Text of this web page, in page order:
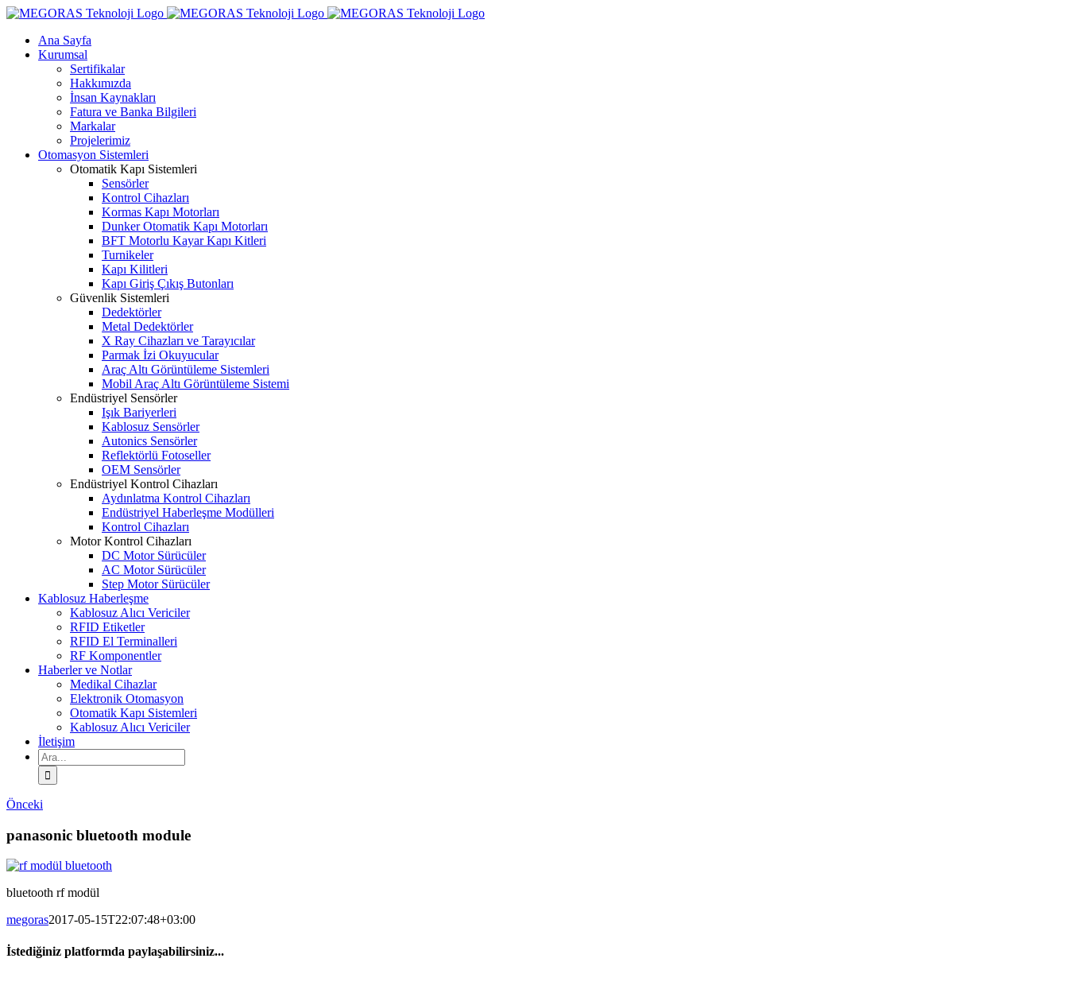
Skip
contentAna Sayfa
Kurumsal
Sertifikalar
Hakkımızda
İnsan Kaynakları
Fatura ve Banka Bilgileri
Markalar
Projelerimiz
Otomasyon Sistemleri
Otomatik Kapı Sistemleri
Sensörler
Kontrol Cihazları
Kormas Kapı Motorları
Dunker Otomatik Kapı Motorları
BFT Motorlu Kayar Kapı Kitleri
Turnikeler
Kapı Kilitleri
Kapı Giriş Çıkış Butonları
Güvenlik Sistemleri
Dedektörler
Metal Dedektörler
X Ray Cihazları ve Tarayıcılar
Parmak İzi Okuyucular
Araç Altı Görüntüleme Sistemleri
Mobil Araç Altı Görüntüleme Sistemi
Endüstriyel Sensörler
Işık Bariyerleri
Kablosuz Sensörler
Autonics Sensörler
Reflektörlü Fotoseller
OEM Sensörler
Endüstriyel Kontrol Cihazları
Aydınlatma Kontrol Cihazları
Endüstriyel Haberleşme Modülleri
Kontrol Cihazları
Motor Kontrol Cihazları
DC Motor Sürücüler
AC Motor Sürücüler
Step Motor Sürücüler
Kablosuz Haberleşme
Kablosuz Alıcı Vericiler
RFID Etiketler
RFID El Terminalleri
RF Komponentler
Haberler ve Notlar
Medikal Cihazlar
Elektronik Otomasyon
Otomatik Kapı Sistemleri
Kablosuz Alıcı Vericiler
İletişim
Ara:
Önceki
panasonic bluetooth module
bluetooth rf modül
megoras2017-05-15T22:07:48+03:00
İstediğiniz platformda paylaşabilirsiniz...